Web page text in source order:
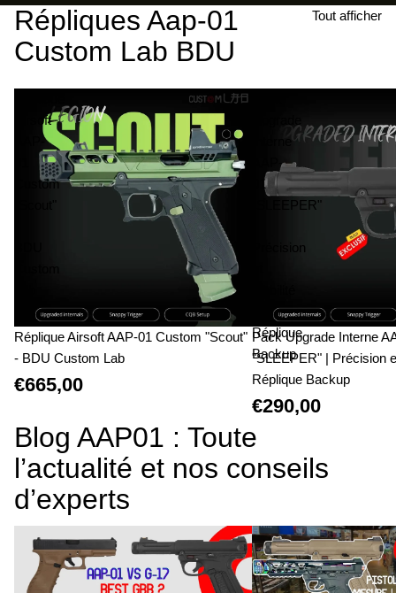
Répliques Aap-01
Custom Lab BDU
Tout afficher
Airsoft
AAP-
Custom
Réplique Airsoft AAP-01 Custom "Scout"
- BDU Custom Lab
€665,00
Interne
AAP-
01
"SLEEPER"
Précision
Réplique
Backup
Pack Upgrade Interne
"SLEEPER" | Précision
Réplique Backup
€290,00
Blog AAP01 : Toute
l’actualité et nos conseils
d’experts
AAP01 ou Glock 17 : Le Duel Technique
et l'Avantage Structurel de la Culasse
Fixe
AAP-01 Custom : L'art
jouet en outil de